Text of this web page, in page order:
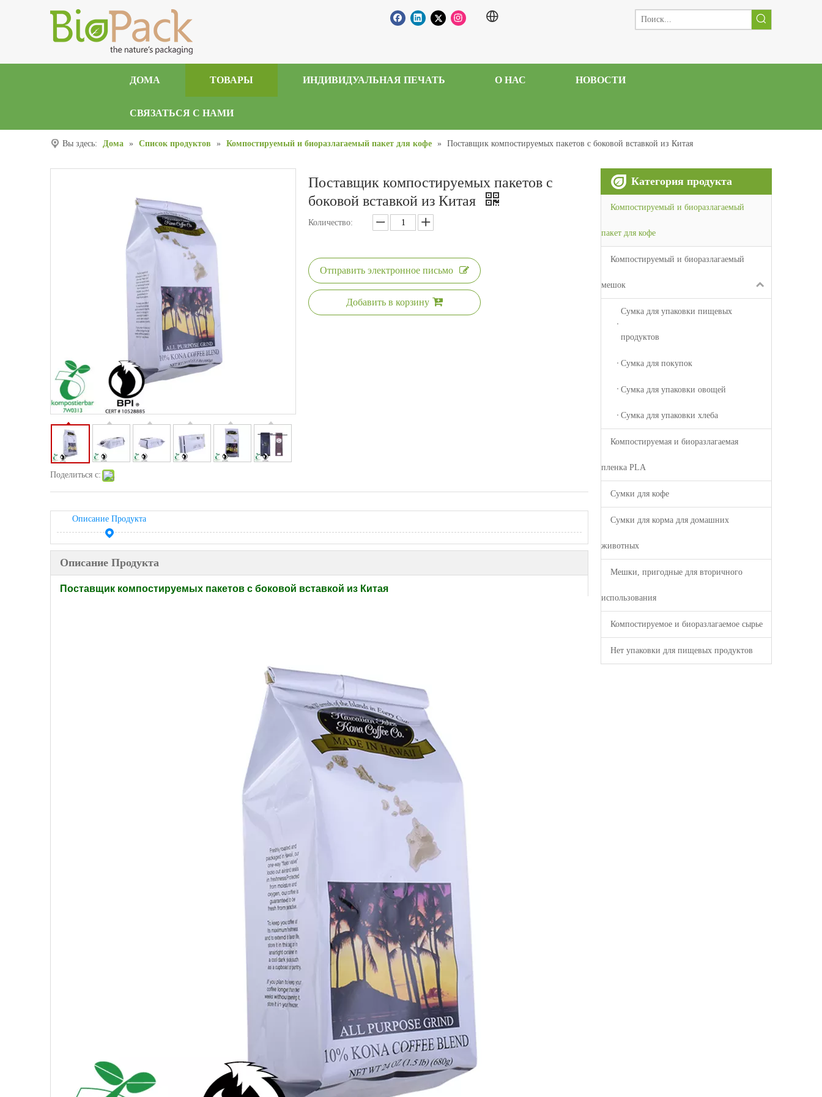
ДОМА ТОВАРЫ ИНДИВИДУАЛЬНАЯ ПЕЧАТЬ О НАС НОВОСТИ
СВЯЗАТЬСЯ С НАМИ
Вы здесь: Дома » Список продуктов » Компостируемый и биоразлагаемый пакет для кофе » Поставщик компостируемых пакетов с боковой вставкой из Китая
Поделиться с:
Поставщик компостируемых пакетов с
боковой вставкой из Китая
Количество:
Отправить электронное письмо
Добавить в корзину
Описание Продукта
Описание Продукта
Поставщик компостируемых пакетов с боковой вставкой из Китая
Категория продукта
Компостируемый и биоразлагаемый
пакет для кофе
Компостируемый и биоразлагаемый
мешок
Сумка для упаковки пищевых
продуктов
Сумка для покупок
Сумка для упаковки овощей
Сумка для упаковки хлеба
Компостируемая и биоразлагаемая
пленка PLA
Сумки для кофе
Сумки для корма для домашних
животных
Мешки, пригодные для вторичного
использования
Компостируемое и биоразлагаемое сырье
Нет упаковки для пищевых продуктов